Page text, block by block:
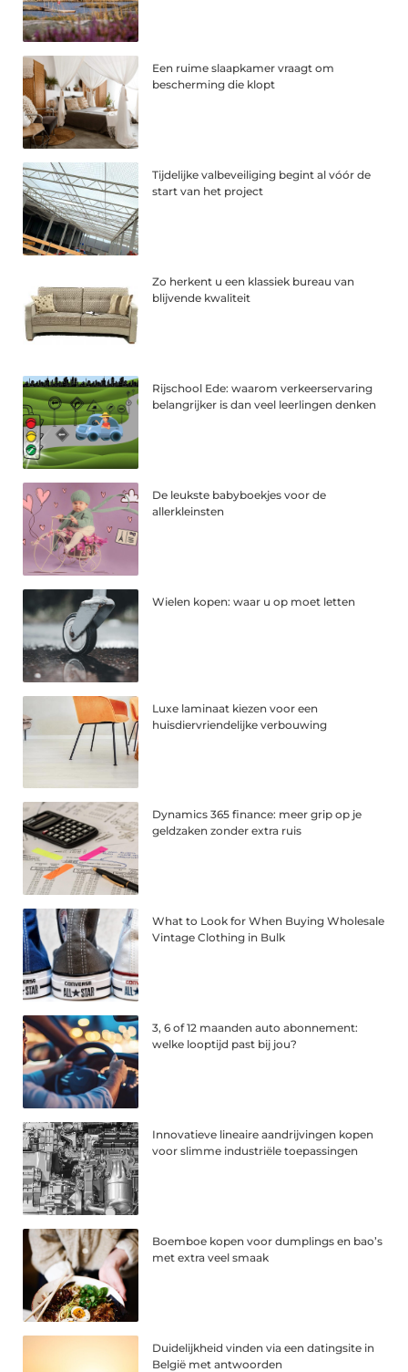
Een ruime slaapkamer vraagt om
bescherming die klopt
Tijdelijke valbeveiliging begint al vóór de
start van het project
Zo herkent u een klassiek bureau van
blijvende kwaliteit
Rijschool Ede: waarom verkeerservaring
belangrijker is dan veel leerlingen denken
De leukste babyboekjes voor de
allerkleinsten
Wielen kopen: waar u op moet letten
Luxe laminaat kiezen voor een
huisdiervriendelijke verbouwing
Dynamics 365 finance: meer grip op je
geldzaken zonder extra ruis
What to Look for When Buying Wholesale
Vintage Clothing in Bulk
3, 6 of 12 maanden auto abonnement:
welke looptijd past bij jou?
Innovatieve lineaire aandrijvingen kopen
voor slimme industriële toepassingen
Boemboe kopen voor dumplings en bao’s
met extra veel smaak
Duidelijkheid vinden via een datingsite in
België met antwoorden